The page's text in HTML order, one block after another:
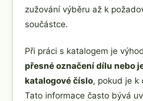
zužování výběru až k
součástce.
Při práci s katalogem je
přesné označení dílu nebo
katalogové číslo, pokud je k
Tato informace často bývá